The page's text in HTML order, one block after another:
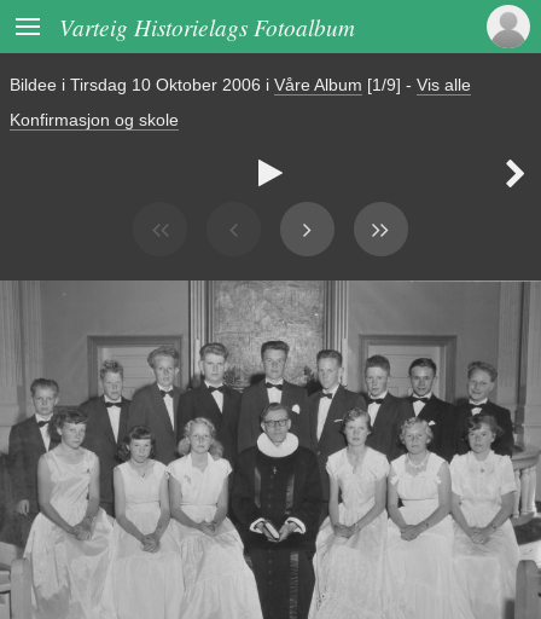
 Varteig Historielags Fotoalbum
Bildee i Tirsdag 10 Oktober 2006 i Våre Album [1/9] - Vis alle
Konfirmasjon og skole
 